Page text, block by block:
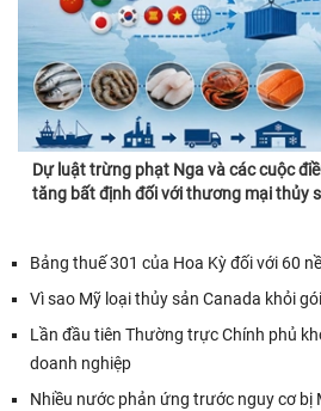
Dự luật trừng phạt Nga và các cuộc
tăng bất định đối với thương mại thủy
Bảng thuế 301 của Hoa Kỳ đối với 60
Vì sao Mỹ loại thủy sản Canada khỏi
Lần đầu tiên Thường trực Chính phủ
doanh nghiệp
Nhiều nước phản ứng trước nguy cơ bị